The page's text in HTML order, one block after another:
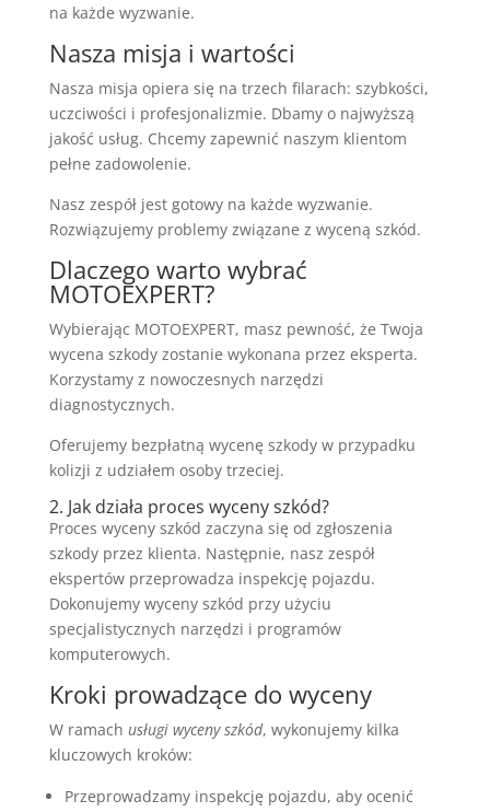
na każde wyzwanie.
Nasza misja i wartości
Nasza misja opiera się na trzech filarach: szybkości,
uczciwości i profesjonalizmie. Dbamy o najwyższą
jakość usług. Chcemy zapewnić naszym klientom
pełne zadowolenie.
Nasz zespół jest gotowy na każde wyzwanie.
Rozwiązujemy problemy związane z wyceną szkód.
Dlaczego warto wybrać
MOTOEXPERT?
Wybierając MOTOEXPERT, masz pewność, że Twoja
wycena szkody zostanie wykonana przez eksperta.
Korzystamy z nowoczesnych narzędzi
diagnostycznych.
Oferujemy bezpłatną wycenę szkody w przypadku
kolizji z udziałem osoby trzeciej.
2. Jak działa proces wyceny szkód?
Proces wyceny szkód zaczyna się od zgłoszenia
szkody przez klienta. Następnie, nasz zespół
ekspertów przeprowadza inspekcję pojazdu.
Dokonujemy wyceny szkód przy użyciu
specjalistycznych narzędzi i programów
komputerowych.
Kroki prowadzące do wyceny
W ramach usługi wyceny szkód, wykonujemy kilka
kluczowych kroków:
Przeprowadzamy inspekcję pojazdu, aby ocenić